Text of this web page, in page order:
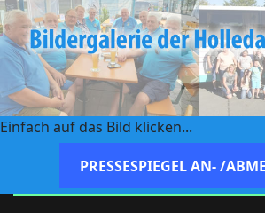
Einfach auf das Bild klicken...
PRESSESPIEGEL AN- /